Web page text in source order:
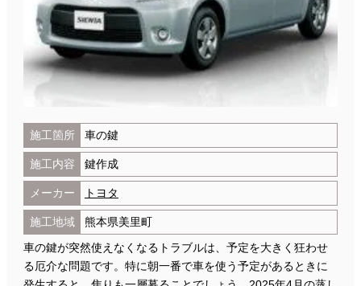
施工箇所 車の鍵
施工内容 鍵作成
メーカー トヨタ
施工地域
熊本県美里町
車の鍵が突然使えなくなるトラブルは、予定を大きく狂わせ
る厄介な問題です。特に朝一番で車を使う予定があるときに